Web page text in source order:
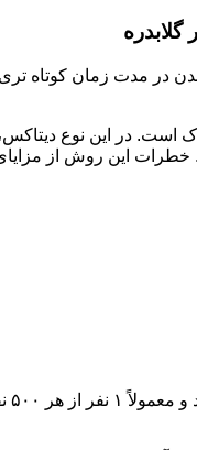
در مدت زمان کوتاه
در این نوع
خطرات این روش از